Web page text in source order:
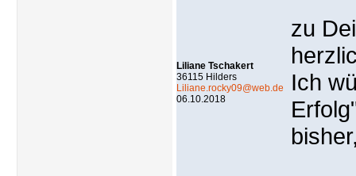
Liliane Tschakert
36115 Hilders
Liliane.rocky09@web.de
06.10.2018
zu
Ich